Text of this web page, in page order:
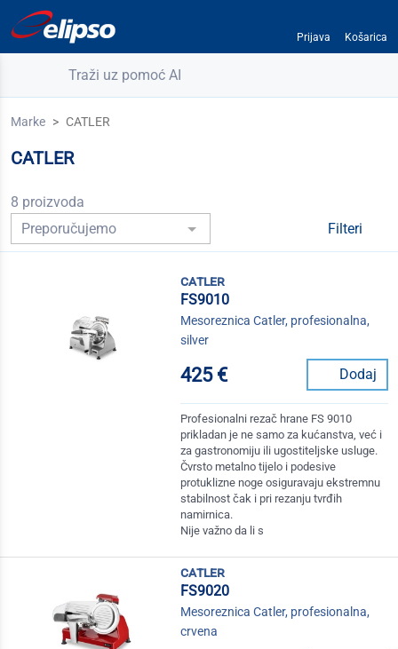
Prijava Košarica
Traži uz pomoć AI
Marke CATLER
CATLER
8 proizvoda
Filteri
catler
FS9010
Mesoreznica Catler, profesionalna,
silver
425 € Dodaj
Profesionalni rezač hrane FS 9010
prikladan je ne samo za kućanstva, već i
za gastronomiju ili ugostiteljske usluge.
Čvrsto metalno tijelo i podesive
protuklizne noge osiguravaju ekstremnu
stabilnost čak i pri rezanju tvrđih
namirnica.
Nije važno da li s
catler
FS9020
Mesoreznica Catler, profesionalna,
crvena